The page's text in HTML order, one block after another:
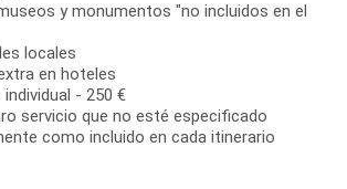
y monumentos "no incluidos en el
locales
en hoteles
- 250 €
servicio que no esté especificado
como incluido en cada itinerario